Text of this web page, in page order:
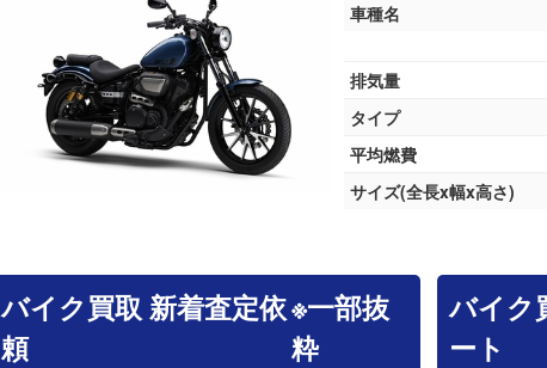
車種名
排気量
タイプ
平均燃費
サイズ(全長x幅x高さ)
バイク買取 新着査定依
頼
※一部抜
粋
バイク
ート